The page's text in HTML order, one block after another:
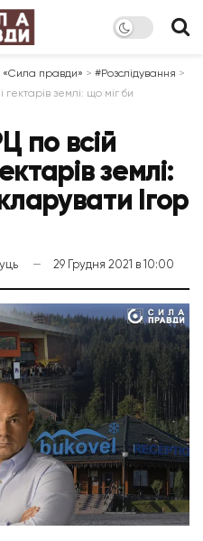
«Сила правди» > #Розслідування >
гектарів землі: що міг би
по всій
землі:
Ігор
29 Грудня 2021 в 10:00